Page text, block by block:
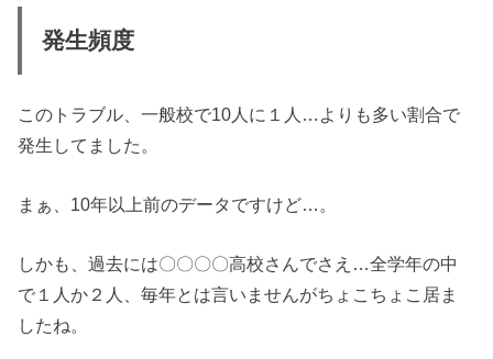
発生頻度
このトラブル、一般校で10人に１人…よりも多い割合で
発生してました。
まぁ、10年以上前のデータですけど…。
しかも、過去には〇〇〇〇高校さんでさえ…全学年の中
で１人か２人、毎年とは言いませんがちょこちょこ居ま
したね。